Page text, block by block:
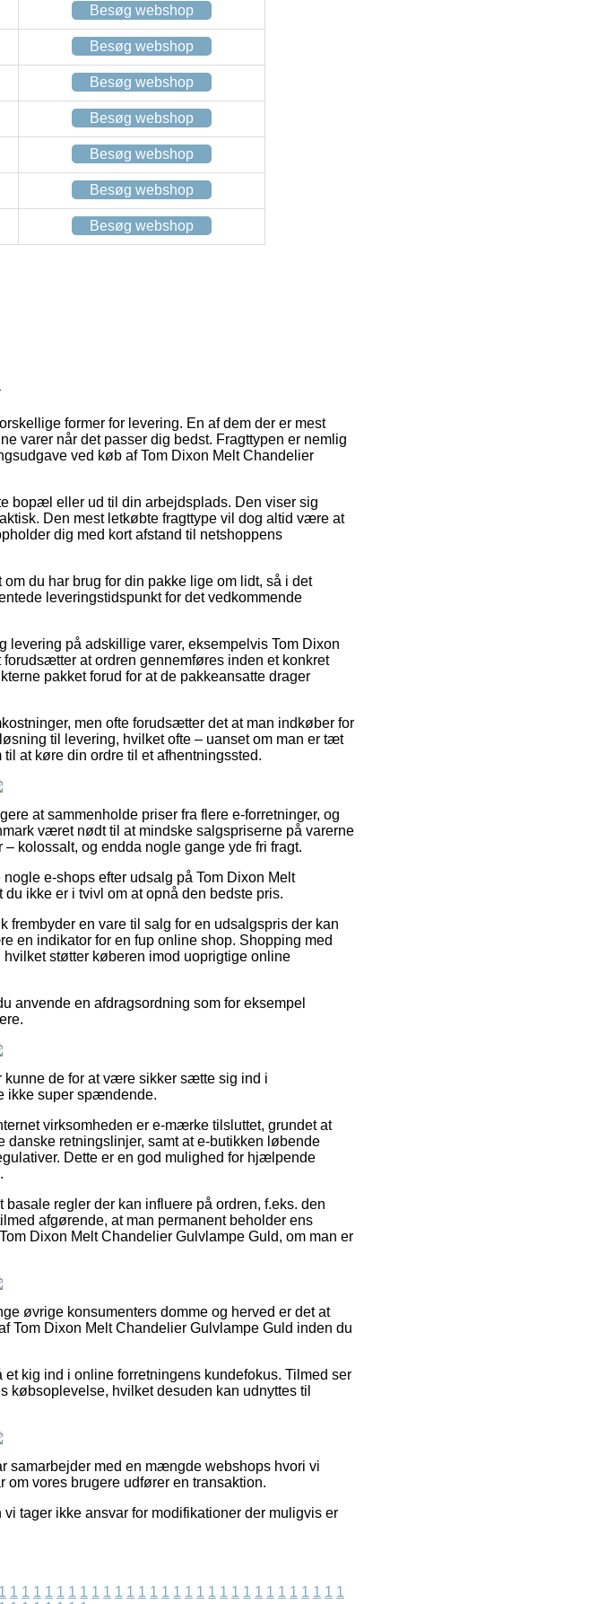
Besøg webshop
Besøg webshop
Besøg webshop
Besøg webshop
Besøg webshop
Besøg webshop
Besøg webshop
former for levering. En af dem der er mest
varer når det passer dig bedst. Fragttypen er nemlig
ved køb af Tom Dixon Melt Chandelier
bopæl eller ud til din arbejdsplads. Den viser sig
Den mest letkøbte fragttype vil dog altid være at
dig med kort afstand til netshoppens
du har brug for din pakke lige om lidt, så i det
leveringstidspunkt for det vedkommende
levering på adskillige varer, eksempelvis Tom Dixon
at ordren gennemføres inden et konkret
pakket forud for at de pakkeansatte drager
men ofte forudsætter det at man indkøber for
til levering, hvilket ofte – uanset om man er tæt
at køre din ordre til et afhentningssted.
at sammenholde priser fra flere e-forretninger, og
været nødt til at mindske salgspriserne på varerne
kolossalt, og endda nogle gange yde fri fragt.
e-shops efter udsalg på Tom Dixon Melt
ikke er i tvivl om at opnå den bedste pris.
en vare til salg for en udsalgspris der kan
en indikator for en fup online shop. Shopping med
støtter køberen imod uoprigtige online
anvende en afdragsordning som for eksempel
kunne de for at være sikker sætte sig ind i
ikke super spændende.
virksomheden er e-mærke tilsluttet, grundet at
retningslinjer, samt at e-butikken løbende
Dette er en god mulighed for hjælpende
regler der kan influere på ordren, f.eks. den
afgørende, at man permanent beholder ens
Dixon Melt Chandelier Gulvlampe Guld, om man er
øvrige konsumenters domme og herved er det at
Tom Dixon Melt Chandelier Gulvlampe Guld inden du
kig ind i online forretningens kundefokus. Tilmed ser
købsoplevelse, hvilket desuden kan udnyttes til
samarbejder med en mængde webshops hvori vi
om vores brugere udfører en transaktion.
tager ikke ansvar for modifikationer der muligvis er
1 1 1 1 1 1 1 1 1 1 1 1 1 1 1 1 1 1 1 1 1 1 1 1 1 1 1 1 1 1